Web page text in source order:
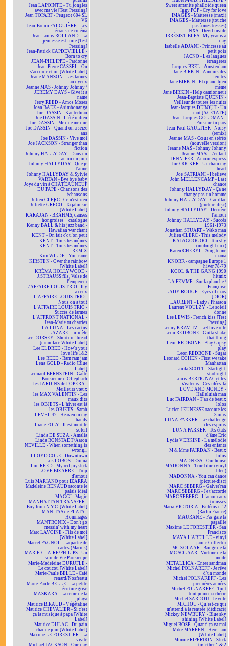
Jean LAPOINTE - Tu jongles
avec ma vie [Test Pressing]
Jean TOPART - Peugeot 604 SL
V6
Jean-Bruno FALGUIÈRE - Les
écrans de cinéma
Jean-Louis ROLLAND - La
jeunesse est finie [Test
Pressing]
Jean-Patrick CAPDEVIELLE -
Born to cry
JEAN-PHILIPPE - Pardonne
Jean-Pierre CASSEL - On
s'accorde et on [White Label]
Jeane MANSON - Les larmes
aux yeux
Jeanne MAS - Johnny Johnny ²
JEREMY DAYS - Give it a
name
Jerry REED - Amos Moses
Joan BAEZ - Asimbonanga
Joe DASSIN - Kanterbräu
Joe DASSIN - L'été indien
Joe DASSIN - Me que me que
Joe DASSIN - Quand on a seize
ans
Joe DASSIN - Vive moi
Joe JACKSON - Stranger than
fiction
Johnny HALLYDAY - Dans un
an ou un jour
Johnny HALLYDAY - Que je
t'aime
Johnny HALLYDAY & Sylvie
VARTAN - Bye bye baby
Joye du vin à CHÂTEAUNEUF
DU PAPE - Chansons des
échansons
Julien CLERC - Ce n'est rien
Juliette GRÉCO - Ta jalousie
[White Label]
KARAJAN - BRAHMS, danses
hongroises + catalogue
Kenny BALL & his jazz band -
Hawaiian war chant
KENT - On fait c'qu'on peut
KENT - Tous les mômes
KENT - Tous les mômes
REMIX
Kim WILDE - You came
KIRSTEN - Over the rainbow
[White Label]
KRÉMA HOLLYWOOD -
J.STRAUSS fils, Valse de
l'empereur
L'AFFAIRE LOUIS TRIO - Il y
a ceux
L'AFFAIRE LOUIS TRIO -
Nous on a tout
L'AFFAIRE LOUIS TRIO -
Succès de larmes
L'AFFRONT NATIONAL -
Jean-Marie tu charries
LA LUNA - Les cactus
LAZARE - Infidèle
Lee DORSEY - Shortnin' bread
[monoface White Label]
Lee ELDRED - How's your
love life 1&2
Lee REED - Ram ram jam
Lena GOLD - Radio [Blue
Label]
Leonard BERNSTEIN - Gaîté
Parisienne d'Offenbach
les JARDINS de l'OPÉRA -
Meilleurs vœux
les MAX VALENTIN - Les
maux dits
les OBJETS - L'hiver est là
les OBJETS - Sarah
LEVEL 42 - Heaven in my
hands
Liane FOLY - Il est mort le
soleil
Linda DE SUZA - Amalia
Linda RONSTADT/Aaron
NEVILLE - When something is
wrong...
LLOYD COLE - Downtown
Los LOBOS - Donna
Lou REED - My red joystick
LOVE BIZARRE - Trop
d'amour
Luis MARIANO pour IZARRA
Madeleine RENAUD raconte le
palais idéal
MAGGI - Magie
MANHATTAN TRANSFER -
Boy from N.Y.C. [White Label]
MANITAS de PLATA -
Hommages
MANTRONIX - Don't go
messin' with my heart
Marc LAVOINE - Fils de moi
[White Label]
Marcel PAGNOL - La partie de
cartes (Marius)
MARIE-CLAIRE/PHILIPS - Un
soir de Vie Parisienne
Marie-Madeleine DURUFLÉ -
Le coucou [White Label]
Marie-Paule BELLE - Café
renard/Nosferatu
Marie-Paule BELLE - La petite
écriture grise
MASKARA - La reine de la
playa
Maurice BIRAUD - Végétaline
Maurice CHEVALIER - Si c'est
ça la musique à papa [White
Label]
Maurice DULAC - Du pain
chaque jour [White Label]
Maxime LE FORESTIER - La
visite
Michael JACKSON - One day
Sweet amanite phalloïde queen
Iggy POP - Cry for love
IMAGES - Maîtresse (maxi)
IMAGES - Maîtresse (touche
pas à mes tresses)
INXS - Devil inside
IRRÉSISTIBLES - My year is a
day
Isabelle ADJANI - Princesse au
petit pois
JACNO - Les langues
étrangères
Jacques BREL - Amsterdam
Jane BIRKIN - Amours des
feintes
Jane BIRKIN - Et quand bien
même
Jane BIRKIN - Help camionneur
Jean-Baptiste QUENIN -
Veilleur de toutes les nuits
Jean-Jacques DEBOUT - Un
mot [ACÉTATE]
Jean-Jacques GOLDMAN -
Puisque tu pars
Jean-Paul GAULTIER - Noisy
(remix)
Jeanne MAS - Cœur en stéréo
(nouvelle version)
Jeanne MAS - Johnny Johnny
Jeanne MAS - L'enfant
JENNIFER - Amour express
Joe COCKER - Unchain my
heart
Joe SATRIANI - I believe
John MELLENCAMP - Last
chance
Johnny HALLYDAY - Ça ne
change pas un homme
Johnny HALLYDAY - Cadillac
(picture-disc)
Johnny HALLYDAY - Derrière
l'amour
Johnny HALLYDAY - Succès
1961-1973
Jonathan STUART - Wako man
Julien CLERC - This melody
KAJAGOOGOO - Too shy
(midnight mix)
Karen CHERYL - Sing to me
mama
KNORR - campagne Europe 1
hiver 78-79
KOOL & THE GANG 1990
hitmix
LA FEMME - Sur la planche /
Françoise
LADY ROUGE - Eyes of mars
[DIOR]
LAURENT - Lady / Pharaon
Laurent VOULZY - Le soleil
donne
Lee LEWIS - French kiss [Test
Pressing]
Lenny KRAVITZ - Let love rule
Leon REDBONE - Gotta shake
that thing
Leon REDBONE - Play Gipsy
play
Leon REDBONE - Sugar
Leonard COHEN - First we take
Manhattan
Linda SCOTT - Starlight,
starbright
Louis BERTIGNAC et les
Visiteurs - Ces idées-là
LOVE AND MONEY -
Halleluiah man
Luc FAIRDAN - T'as de beaux
lolos
Lucien JEUNESSE raconte les
3 ours
LUNA PARKER - Le challenge
des espoirs
LUNA PARKER - Tes états
d'âme Eric
Lydia VERKINE - La mélodie
des enfants
M & Mme FAIRDAN - Beaux
lolos
MADNESS - Our house
MADONNA - True blue (vinyl
bleu)
MADONNA - You can dance
(picture-disc)
MARC SEBERG - Galver'ran
MARC SEBERG - Je t'accorde
MARC SEBERG - L'amour aux
trousses
Maria VICTORIA - Boléros n° 2
(Radio France)
MAURANE - Pas gaie la
pagaille
Maxime LE FORESTIER - San
Francisco
MAYA L'ABEILLE - vinyl
jaune Collector
MC SOLAAR - Bouge de là
MC SOLAAR - Victime de la
mode
METALLICA - Enter sandman
Michel POLNAREFF - Je rêve
d'un monde
Michel POLNAREFF - Les
premières années
Michel POLNAREFF - Tout
tout pour ma chérie
Michel SARDOU - Je vole
MICHOU - Qu'est-ce qui
m'attend à la rentrée (dédicacé)
Mickey NEWBURY - Blue sky
shining [White Label]
Miguel BOSÉ - Quand ça va mal
Mike MAREEN - Here I am
[White Label]
Minnie RIPERTON - Stick
together 1 & 2